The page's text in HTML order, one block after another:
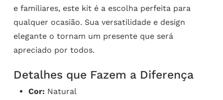
e familiares, este kit é a escolha perfeita para
qualquer ocasião. Sua versatilidade e design
elegante o tornam um presente que será
apreciado por todos.
Detalhes que Fazem a Diferença
Cor: Natural